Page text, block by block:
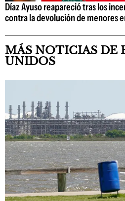
Díaz Ayuso reapareció tras los
contra la devolución de menores
MÁS NOTICIAS DE
UNIDOS